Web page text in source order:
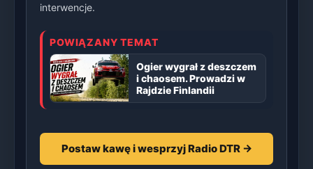
interwencje.
POWIĄZANY TEMAT
Ogier wygrał z deszczem
i chaosem. Prowadzi w
Rajdzie Finlandii
Postaw kawę i wesprzyj Radio DTR →